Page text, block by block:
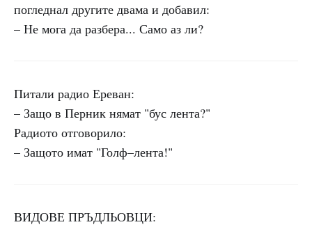
погледнал другите двама и добавил:
– Не мога да разбера... Само аз ли?
Питали радио Ереван:
– Защо в Перник нямат "бус лента?"
Радиото отговорило:
– Защото имат "Голф–лента!"
ВИДОВЕ ПРЪДЛЬОВЦИ: